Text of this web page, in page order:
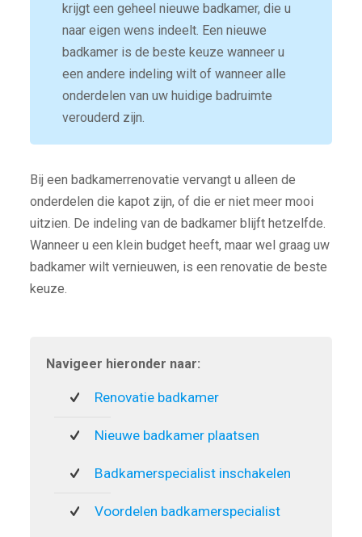
krijgt een geheel nieuwe badkamer, die u
naar eigen wens indeelt. Een nieuwe
badkamer is de beste keuze wanneer u
een andere indeling wilt of wanneer alle
onderdelen van uw huidige badruimte
verouderd zijn.
Bij een badkamerrenovatie vervangt u alleen de
onderdelen die kapot zijn, of die er niet meer mooi
uitzien. De indeling van de badkamer blijft hetzelfde.
Wanneer u een klein budget heeft, maar wel graag uw
badkamer wilt vernieuwen, is een renovatie de beste
keuze.
Navigeer hieronder naar:
Renovatie badkamer
Nieuwe badkamer plaatsen
Badkamerspecialist inschakelen
Voordelen badkamerspecialist